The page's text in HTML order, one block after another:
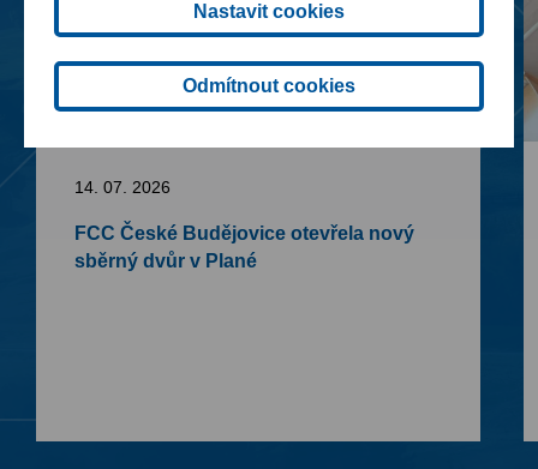
Nastavit cookies
Odmítnout cookies
14. 07. 2026
FCC České Budějovice otevřela nový
sběrný dvůr v Plané